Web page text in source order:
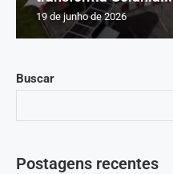
Buscar
Postagens recentes
19 de junho de 2026